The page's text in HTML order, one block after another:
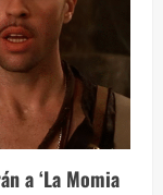
a ‘La Momia